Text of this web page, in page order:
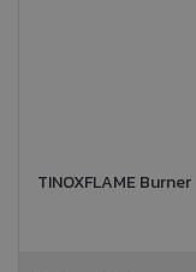
TINOXFLAME Burner